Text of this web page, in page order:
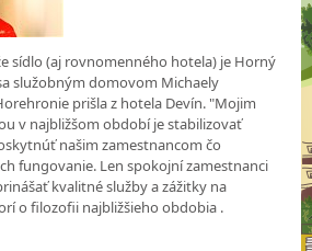
sídlo (aj rovnomenného hotela) je Horný
služobným domovom Michaely
prišla z hotela Devín. "Mojim
v najbližšom období je stabilizovať
našim zamestnancom čo
fungovanie. Len spokojní zamestnanci
kvalitné služby a zážitky na
o filozofii najbližšieho obdobia .